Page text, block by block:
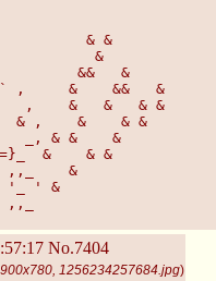
,
,
, &
,
back!
,,_
No.7404
1256234257684.jpg)